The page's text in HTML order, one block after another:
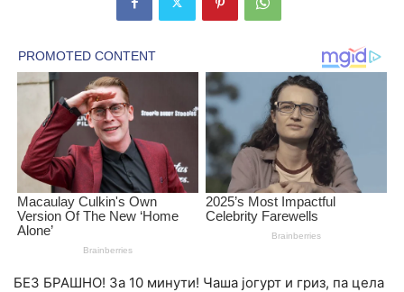
БЕЗ БРАШНО! За 10 минути! Чаша јогурт и гриз, па цела